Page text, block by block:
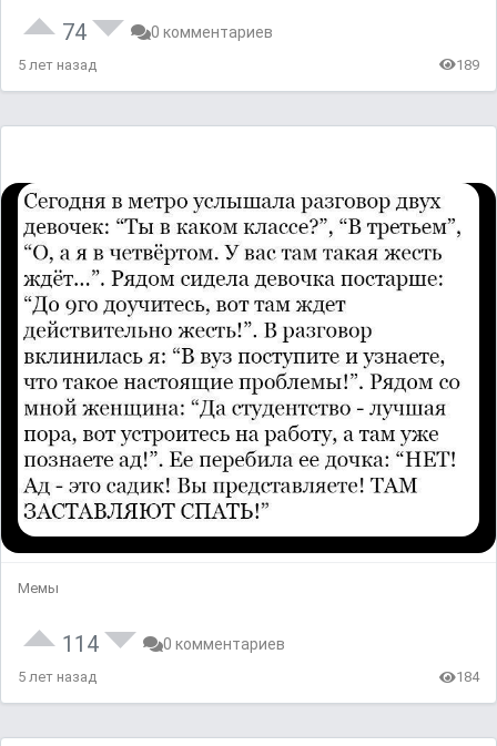
74 0 комментариев
5 лет назад 189
Мемы
114 0 комментариев
5 лет назад 184